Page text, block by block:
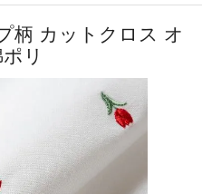
柄 カットクロス オ
リ